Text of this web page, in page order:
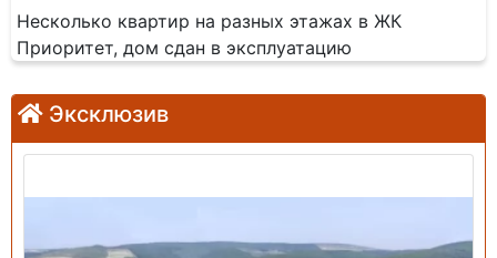
Несколько квартир на разных этажах в ЖК
Приоритет, дом сдан в эксплуатацию
Эксклюзив